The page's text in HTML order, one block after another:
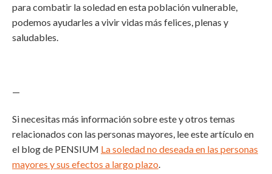
para combatir la soledad en esta población vulnerable,
podemos ayudarles a vivir vidas más felices, plenas y
saludables.
—
Si necesitas más información sobre este y otros temas
relacionados con las personas mayores, lee este artículo en
el blog de PENSIUM La soledad no deseada en las personas
mayores y sus efectos a largo plazo.